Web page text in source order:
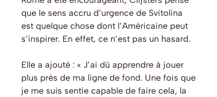
que le sens accru d’urgence de Svitolina
est quelque chose dont l’Américaine peut
s’inspirer. En effet, ce n’est pas un hasard.
Elle a ajouté : « J’ai dû apprendre à jouer
plus près de ma ligne de fond. Une fois que
je me suis sentie capable de faire cela, la